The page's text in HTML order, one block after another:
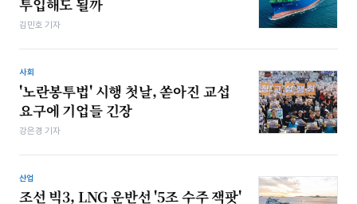
투입해도 될까
김민호 기자
사회
'노란봉투법' 시행 첫날, 쏟아진 교섭
요구에 기업들 긴장
강은경 기자
산업
조선 빅3, LNG 운반선 '5조 수주 잭팟'